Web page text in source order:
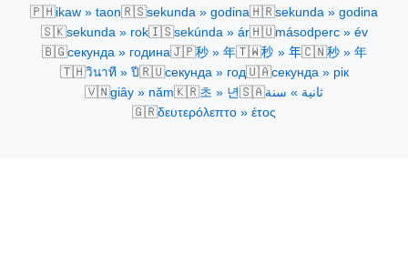
🇵🇭ikaw » taon🇷🇸sekunda » godina🇭🇷sekunda » godina
🇸🇰sekunda » rok🇮🇸sekúnda » ár🇭🇺másodperc » év
🇧🇬секунда » година🇯🇵秒 » 年🇹🇼秒 » 年🇨🇳秒 » 年
🇹🇭วินาที » ปี 🇷🇺секунда » год🇺🇦секунда » рік
🇻🇳giây » năm🇰🇷초 » 년 🇸🇦ثانية » سنة
🇬🇷δευτερόλεπτο » έτος